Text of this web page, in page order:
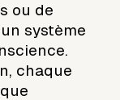
ou de
système
chaque